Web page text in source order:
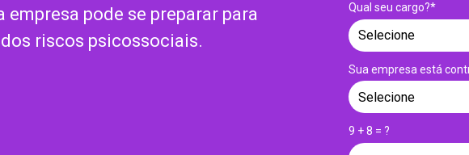
empresa pode se preparar para
riscos psicossociais.
Qual seu cargo?*
Sua empresa está
9 + 8 = ?